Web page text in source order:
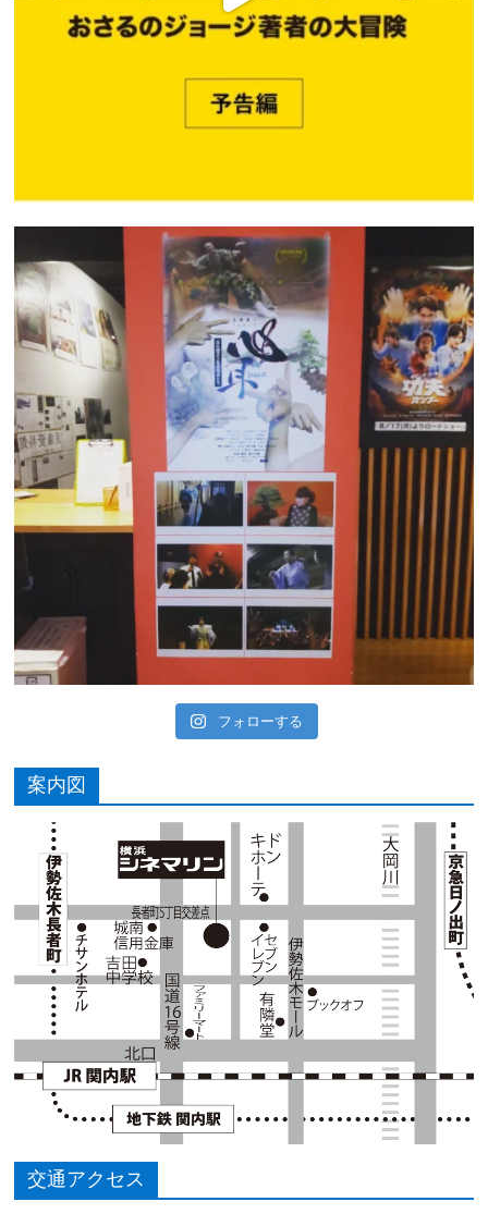
フォローする
案内図
交通アクセス